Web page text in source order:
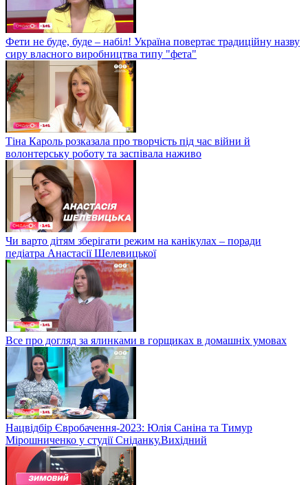
Фети не буде, буде – набіл! Україна повертає традиційну назву
сиру власного виробництва типу "фета"
Тіна Кароль розказала про творчість під час війни й
волонтерську роботу та заспівала наживо
Чи варто дітям зберігати режим на канікулах – поради
педіатра Анастасії Шелевицької
Все про догляд за ялинками в горщиках в домашніх умовах
Нацвідбір Євробачення-2023: Юлія Саніна та Тимур
Мірошниченко у студії Сніданку.Вихідний